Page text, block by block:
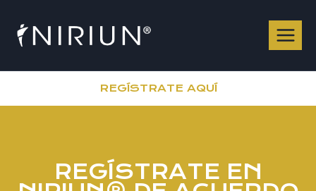
REGÍSTRATE AQUÍ
REGÍSTRATE EN